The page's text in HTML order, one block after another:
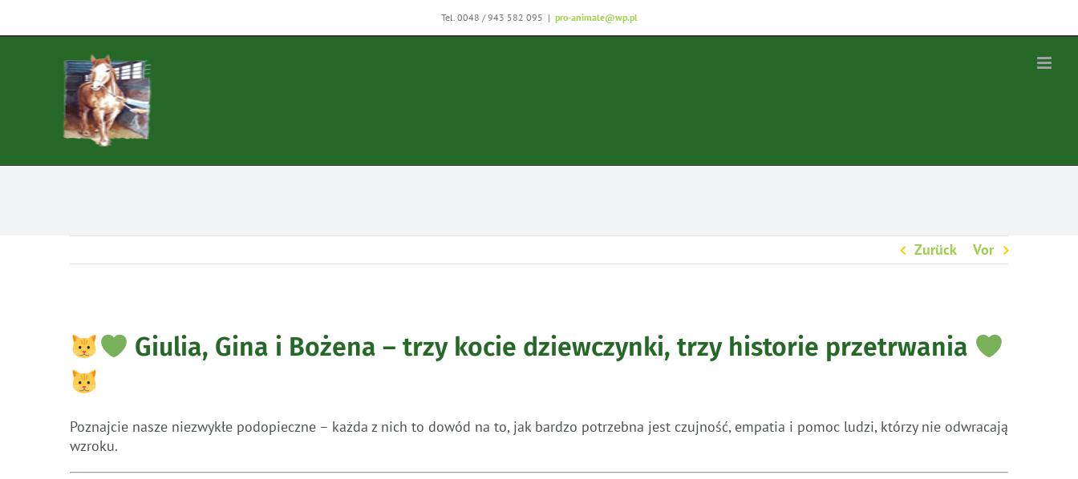
Tel. 0048 / 943 582 095 | pro-animale@wp.pl
Zurück Vor
Giulia, Gina i Bożena – trzy kocie dziewczynki, trzy historie przetrwania
Poznajcie nasze niezwykłe podopieczne – każda z nich to dowód na to, jak bardzo potrzebna jest czujność, empatia i pomoc ludzi, którzy nie odwracają
wzroku.